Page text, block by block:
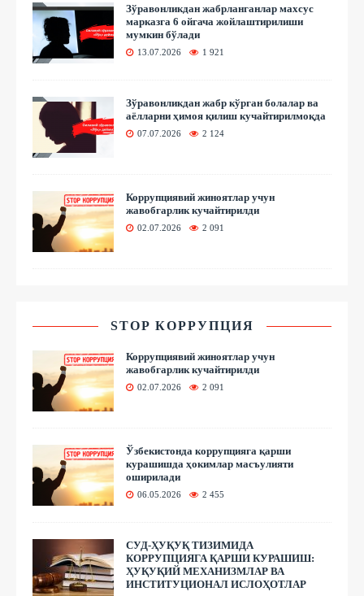
Зўравонликдан жабрланганлар махсус
марказга 6 ойгача жойлаштирилиши
мумкин бўлади
13.07.2026 1 921
Зўравонликдан жабр кўрган болалар ва
аёлларни ҳимоя қилиш кучайтирилмоқда
07.07.2026 2 124
Коррупциявий жиноятлар учун
жавобгарлик кучайтирилди
02.07.2026 2 091
STOP КОРРУПЦИЯ
Коррупциявий жиноятлар учун
жавобгарлик кучайтирилди
02.07.2026 2 091
Ўзбекистонда коррупцияга қарши
курашишда ҳокимлар масъулияти
оширилади
06.05.2026 2 455
СУД-ҲУҚУҚ ТИЗИМИДА
КОРРУПЦИЯГА ҚАРШИ КУРАШИШ:
ҲУҚУҚИЙ МЕХАНИЗМЛАР ВА
ИНСТИТУЦИОНАЛ ИСЛОҲОТЛАР